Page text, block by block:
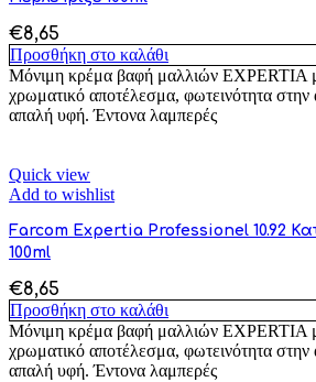
€8,65
Προσθήκη στο καλάθι
Μόνιμη κρέμα βαφή μαλλιών EXPERTIA
χρωματικό αποτέλεσμα, φωτεινότητα
απαλή υφή. Έντονα λαμπερές
Quick view
Add to wishlist
Farcom Expertia Professionel 10.92
100ml
€8,65
Προσθήκη στο καλάθι
Μόνιμη κρέμα βαφή μαλλιών EXPERTIA
χρωματικό αποτέλεσμα, φωτεινότητα
απαλή υφή. Έντονα λαμπερές